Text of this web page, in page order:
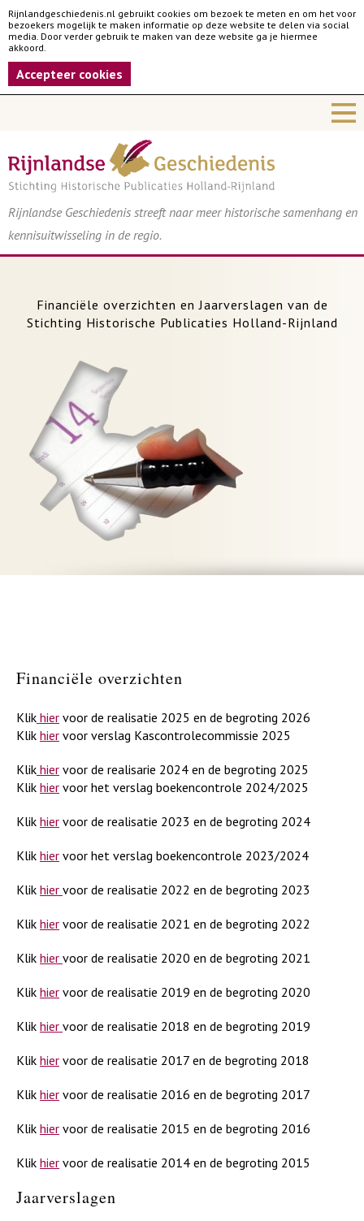
Rijnlandgeschiedenis.nl gebruikt cookies om bezoek te meten en om het voor
bezoekers mogelijk te maken informatie op deze website te delen via social
media. Door verder gebruik te maken van deze website ga je hiermee
akkoord.
Accepteer cookies
Rijnlandse Geschiedenis streeft naar meer historische samenhang en
kennisuitwisseling in de regio.
Financiële overzichten en Jaarverslagen van de
Stichting Historische Publicaties Holland-Rijnland
Financiële overzichten
Klik hier voor de realisatie 2025 en de begroting 2026
Klik hier voor verslag Kascontrolecommissie 2025
Klik hier voor de realisarie 2024 en de begroting 2025
Klik hier voor het verslag boekencontrole 2024/2025
Klik hier voor de realisatie 2023 en de begroting 2024
Klik hier voor het verslag boekencontrole 2023/2024
Klik hier voor de realisatie 2022 en de begroting 2023
Klik hier voor de realisatie 2021 en de begroting 2022
Klik hier voor de realisatie 2020 en de begroting 2021
Klik hier voor de realisatie 2019 en de begroting 2020
Klik hier voor de realisatie 2018 en de begroting 2019
Klik hier voor de realisatie 2017 en de begroting 2018
Klik hier voor de realisatie 2016 en de begroting 2017
Klik hier voor de realisatie 2015 en de begroting 2016
Klik hier voor de realisatie 2014 en de begroting 2015
Jaarverslagen